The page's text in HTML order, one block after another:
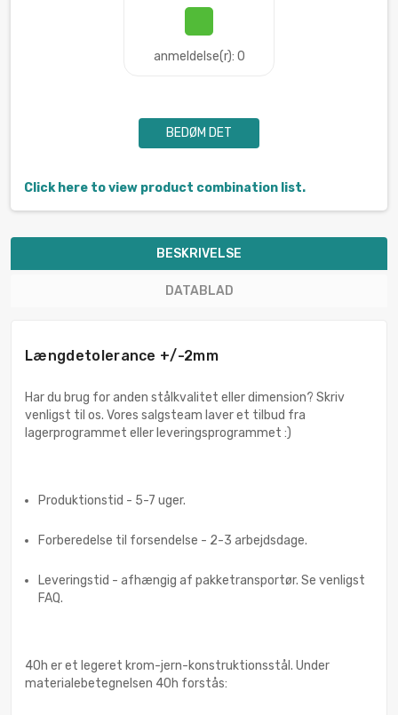
anmeldelse(r): 0
BEDØM DET
Click here to view product combination list.
BESKRIVELSE
DATABLAD
Længdetolerance +/-2mm
Har du brug for anden stålkvalitet eller dimension? Skriv
venligst til os. Vores salgsteam laver et tilbud fra
lagerprogrammet eller leveringsprogrammet :)
Produktionstid - 5-7 uger.
Forberedelse til forsendelse - 2-3 arbejdsdage.
Leveringstid - afhængig af pakketransportør. Se venligst
FAQ.
40h er et legeret krom-jern-konstruktionsstål. Under
materialebetegnelsen 40h forstås: